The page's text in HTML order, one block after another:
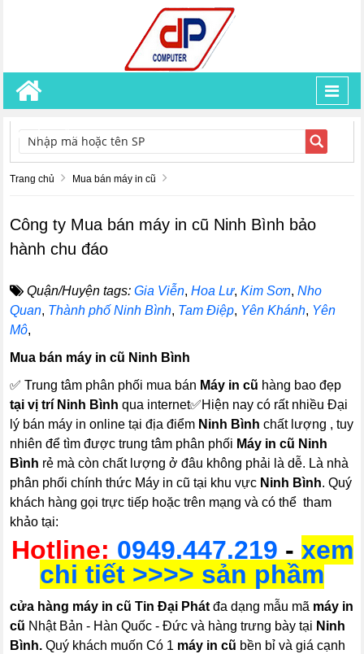
TÌM KIẾM
Trang chủ Mua bán máy in cũ
Công ty Mua bán máy in cũ Ninh Bình bảo
hành chu đáo
Quận/Huyện tags: Gia Viễn,Hoa Lư,Kim Sơn,Nho
Quan, Thành phố Ninh Bình, Tam Điệp, Yên Khánh, Yên
Mô,
Mua bán máy in cũ Ninh Bình
✅ Trung tâm phân phối mua bán Máy in cũ hàng bao đẹp
tại vị trí Ninh Bình qua internet✅Hiện nay có rất nhiều Đại
lý bán máy in online tại địa điểm Ninh Bình chất lượng , tuy
nhiên để tìm được trung tâm phân phối Máy in cũ Ninh
Bình rẻ mà còn chất lượng ở đâu không phải là dễ. Là nhà
phân phối chính thức Máy in cũ tại khu vực Ninh Bình. Quý
khách hàng gọi trực tiếp hoặc trên mạng và có thể tham
khảo tại:
Hotline: 0949.447.219 - xem
chi tiết >>>> sản phầm
cửa hàng máy in cũ Tin Đại Phátđa dạng mẫu mã máy in
cũ Nhật Bản - Hàn Quốc - Đức và hàng trưng bày tại Ninh
Bình.Quý khách muốn Có 1 máy in cũ bền bỉ và giá cạnh